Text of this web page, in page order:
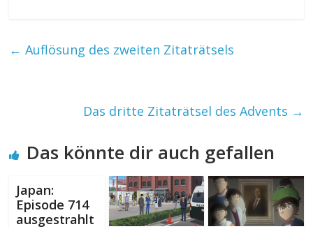
← Auflösung des zweiten Zitaträtsels
Das dritte Zitaträtsel des Advents →
Das könnte dir auch gefallen
Japan:
Episode 714
ausgestrahlt